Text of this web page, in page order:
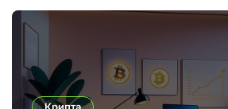
Крипта